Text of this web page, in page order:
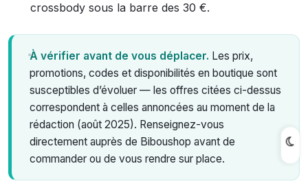
crossbody sous la barre des 30 €.
À vérifier avant de vous déplacer. Les prix,
promotions, codes et disponibilités en boutique sont
susceptibles d’évoluer — les offres citées ci-dessus
correspondent à celles annoncées au moment de la
rédaction (août 2025). Renseignez-vous
directement auprès de Biboushop avant de
commander ou de vous rendre sur place.